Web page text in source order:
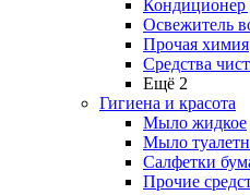
Кондиционер
Освежитель
Прочая химия
Средства
Ещё 2
Гигиена и красота
Мыло жидкое
Мыло
Салфетки
Прочие